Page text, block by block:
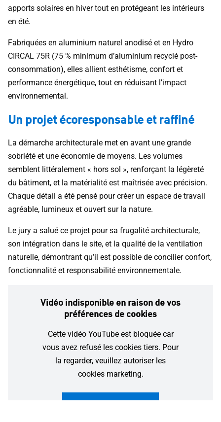
apports solaires en hiver tout en protégeant les intérieurs
en été.
Fabriquées en aluminium naturel anodisé et en Hydro
CIRCAL 75R (75 % minimum d’aluminium recyclé post-
consommation), elles allient esthétisme, confort et
performance énergétique, tout en réduisant l’impact
environnemental.
Un projet écoresponsable et raffiné
La démarche architecturale met en avant une grande
sobriété et une économie de moyens. Les volumes
semblent littéralement « hors sol », renforçant la légèreté
du bâtiment, et la matérialité est maîtrisée avec précision.
Chaque détail a été pensé pour créer un espace de travail
agréable, lumineux et ouvert sur la nature.
Le jury a salué ce projet pour sa frugalité architecturale,
son intégration dans le site, et la qualité de la ventilation
naturelle, démontrant qu’il est possible de concilier confort,
fonctionnalité et responsabilité environnementale.
Vidéo indisponible en raison de vos
préférences de cookies
Cette vidéo YouTube est bloquée car
vous avez refusé les cookies tiers. Pour
la regarder, veuillez autoriser les
cookies marketing.